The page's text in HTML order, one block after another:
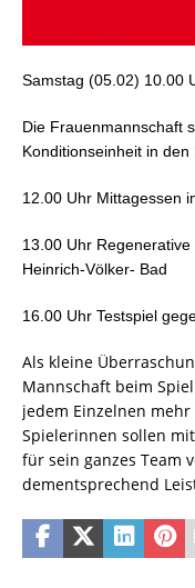
Samstag (05.02) 10.00
Die Frauenmannschaft
Konditionseinheit in
12.00 Uhr Mittagessen
13.00 Uhr
Heinrich-Völker- Bad
16.00 Uhr Testspiel
Als kleine
Mannschaft beim
jedem Einzelnen
Spielerinnen sollen
für sein ganzes Team
dementsprechend